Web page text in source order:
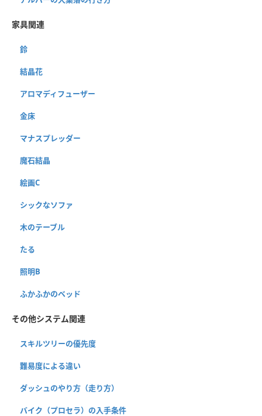
家具関連
鈴
結晶花
アロマディフューザー
金床
マナスプレッダー
魔石結晶
絵画C
シックなソファ
木のテーブル
たる
照明B
ふかふかのベッド
その他システム関連
スキルツリーの優先度
難易度による違い
ダッシュのやり方（走り方）
バイク（プロセラ）の入手条件